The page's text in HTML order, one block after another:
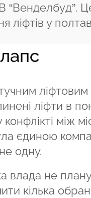
“Венделбуд”.
у
ліфти в
між
єдиною
одну.
влада не
кілька